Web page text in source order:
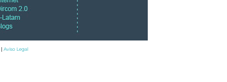
Aviso Legal